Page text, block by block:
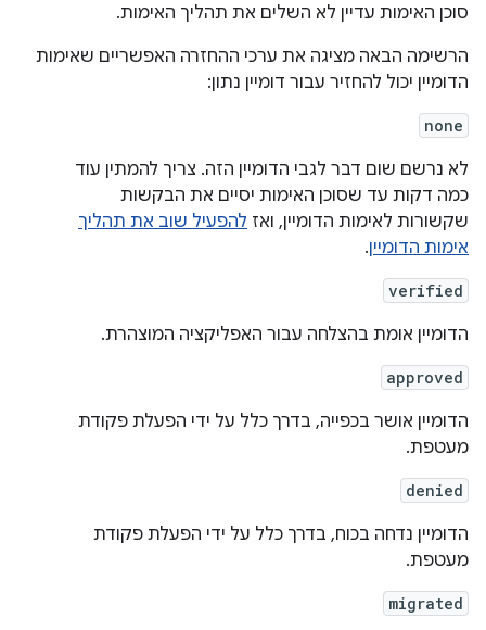
סוכן האימות עדיין לא השלים את תהליך האימות.
הרשימה הבאה מציגה את ערכי ההחזרה האפשריים שאימות
הדומיין יכול להחזיר עבור דומיין נתון:
none
לא נרשם שום דבר לגבי הדומיין הזה. צריך להמתין עוד
כמה דקות עד שסוכן האימות יסיים את הבקשות
שקשורות לאימות הדומיין, ואז להפעיל שוב את תהליך
אימות הדומיין.
verified
הדומיין אומת בהצלחה עבור האפליקציה המוצהרת.
approved
הדומיין אושר בכפייה, בדרך כלל על ידי הפעלת פקודת
מעטפת.
denied
הדומיין נדחה בכוח, בדרך כלל על ידי הפעלת פקודת
מעטפת.
migrated